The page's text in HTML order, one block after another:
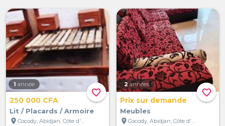
favorite_border
1 année
250 000 CFA
Lit / Placards / Armoire
location_on
Cocody, Abidjan, Côte d'Ivoire
favorite_border
2 années
Prix sur demande
Meubles
location_on
Cocody, Abidjan, Côte d'Ivoire